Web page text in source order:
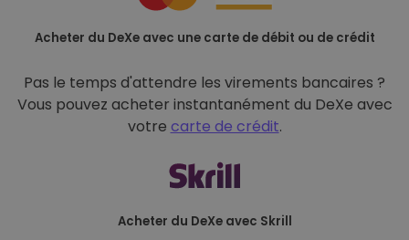
Acheter du DeXe avec une carte de débit ou de crédit
Pas le temps d'attendre les virements bancaires ?
Vous pouvez acheter instantanément du DeXe avec
votre carte de crédit.
Acheter du DeXe avec Skrill